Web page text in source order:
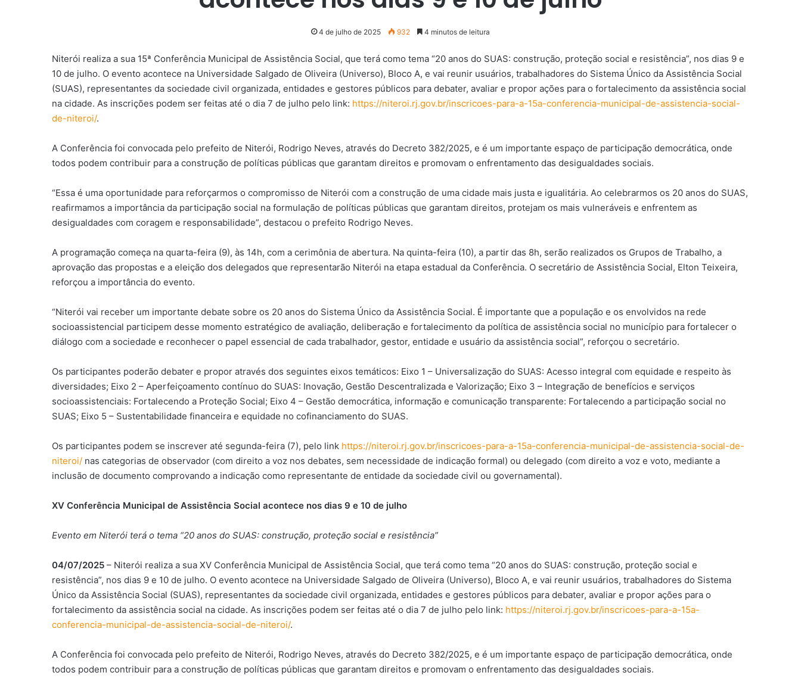
4 de julho de 2025 932 4 minutos de leitura
Niterói realiza a sua 15ª Conferência Municipal de Assistência Social, que terá como tema “20 anos do SUAS: construção, proteção social e resistência”, nos dias 9 e
10 de julho. O evento acontece na Universidade Salgado de Oliveira (Universo), Bloco A, e vai reunir usuários, trabalhadores do Sistema Único da Assistência Social
(SUAS), representantes da sociedade civil organizada, entidades e gestores públicos para debater, avaliar e propor ações para o fortalecimento da assistência social
na cidade. As inscrições podem ser feitas até o dia 7 de julho pelo link: https://niteroi.rj.gov.br/inscricoes-para-a-15a-conferencia-municipal-de-assistencia-social-
de-niteroi/.
A Conferência foi convocada pelo prefeito de Niterói, Rodrigo Neves, através do Decreto 382/2025, e é um importante espaço de participação democrática, onde
todos podem contribuir para a construção de políticas públicas que garantam direitos e promovam o enfrentamento das desigualdades sociais.
“Essa é uma oportunidade para reforçarmos o compromisso de Niterói com a construção de uma cidade mais justa e igualitária. Ao celebrarmos os 20 anos do SUAS,
reafirmamos a importância da participação social na formulação de políticas públicas que garantam direitos, protejam os mais vulneráveis e enfrentem as
desigualdades com coragem e responsabilidade”, destacou o prefeito Rodrigo Neves.
A programação começa na quarta-feira (9), às 14h, com a cerimônia de abertura. Na quinta-feira (10), a partir das 8h, serão realizados os Grupos de Trabalho, a
aprovação das propostas e a eleição dos delegados que representarão Niterói na etapa estadual da Conferência. O secretário de Assistência Social, Elton Teixeira,
reforçou a importância do evento.
“Niterói vai receber um importante debate sobre os 20 anos do Sistema Único da Assistência Social. É importante que a população e os envolvidos na rede
socioassistencial participem desse momento estratégico de avaliação, deliberação e fortalecimento da política de assistência social no município para fortalecer o
diálogo com a sociedade e reconhecer o papel essencial de cada trabalhador, gestor, entidade e usuário da assistência social”, reforçou o secretário.
Os participantes poderão debater e propor através dos seguintes eixos temáticos: Eixo 1 – Universalização do SUAS: Acesso integral com equidade e respeito às
diversidades; Eixo 2 – Aperfeiçoamento contínuo do SUAS: Inovação, Gestão Descentralizada e Valorização; Eixo 3 – Integração de benefícios e serviços
socioassistenciais: Fortalecendo a Proteção Social; Eixo 4 – Gestão democrática, informação e comunicação transparente: Fortalecendo a participação social no
SUAS; Eixo 5 – Sustentabilidade financeira e equidade no cofinanciamento do SUAS.
Os participantes podem se inscrever até segunda-feira (7), pelo link https://niteroi.rj.gov.br/inscricoes-para-a-15a-conferencia-municipal-de-assistencia-social-de-
niteroi/ nas categorias de observador (com direito a voz nos debates, sem necessidade de indicação formal) ou delegado (com direito a voz e voto, mediante a
inclusão de documento comprovando a indicação como representante de entidade da sociedade civil ou governamental).
XV Conferência Municipal de Assistência Social acontece nos dias 9 e 10 de julho
Evento em Niterói terá o tema “20 anos do SUAS: construção, proteção social e resistência”
04/07/2025 – Niterói realiza a sua XV Conferência Municipal de Assistência Social, que terá como tema “20 anos do SUAS: construção, proteção social e
resistência”, nos dias 9 e 10 de julho. O evento acontece na Universidade Salgado de Oliveira (Universo), Bloco A, e vai reunir usuários, trabalhadores do Sistema
Único da Assistência Social (SUAS), representantes da sociedade civil organizada, entidades e gestores públicos para debater, avaliar e propor ações para o
fortalecimento da assistência social na cidade. As inscrições podem ser feitas até o dia 7 de julho pelo link: https://niteroi.rj.gov.br/inscricoes-para-a-15a-
conferencia-municipal-de-assistencia-social-de-niteroi/.
A Conferência foi convocada pelo prefeito de Niterói, Rodrigo Neves, através do Decreto 382/2025, e é um importante espaço de participação democrática, onde
todos podem contribuir para a construção de políticas públicas que garantam direitos e promovam o enfrentamento das desigualdades sociais.